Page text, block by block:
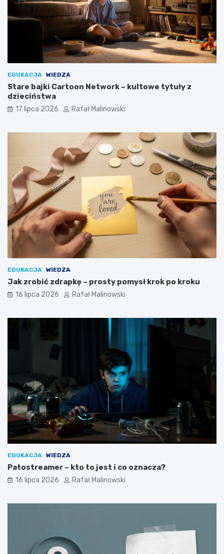
EDUKACJA WIEDZA
Stare bajki Cartoon Network – kultowe tytuły z
dzieciństwa
17 lipca 2026 Rafał Malinowski
EDUKACJA WIEDZA
Jak zrobić zdrapkę – prosty pomysł krok po kroku
16 lipca 2026 Rafał Malinowski
EDUKACJA WIEDZA
Patostreamer – kto to jest i co oznacza?
16 lipca 2026 Rafał Malinowski